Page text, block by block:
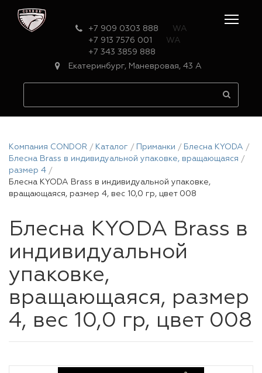
+7 909 0303 888
WA
+7 913 7576 001
WA
+7 343 3859 888
Екатеринбург, Маневровая, 43 А
Компания CONDOR Каталог Приманки
Блесна KYODA
Блесна Brass в индивидуальной упаковке, вращающаяся
размер 4
Блесна KYODA Brass в индивидуальной упаковке,
вращающаяся, размер 4, вес 10,0 гр, цвет 008
Блесна KYODA Brass в
индивидуальной
упаковке,
вращающаяся, размер
4, вес 10,0 гр, цвет 008